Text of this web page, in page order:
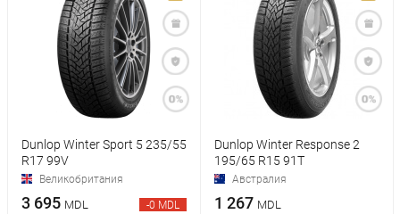
Dunlop Winter Sport 5 235/55
R17 99V
Великобритания
3 695 MDL -0 MDL
Dunlop Winter Response 2
195/65 R15 91T
Австралия
1 267 MDL